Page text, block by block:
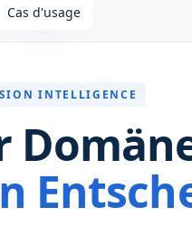
Cas d'usage
INTELLIGENCE